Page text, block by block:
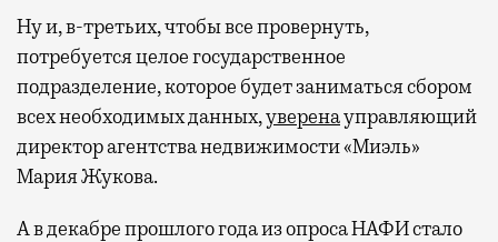
Ну и, в-третьих, чтобы все провернуть,
потребуется целое государственное
подразделение, которое будет заниматься сбором
всех необходимых данных,уверенауправляющий
директор агентства недвижимости «Миэль»
Мария Жукова.
А в декабре прошлого года из опроса НАФИ стало